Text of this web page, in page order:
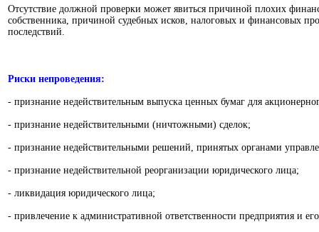
Отсутствие должной проверки может явиться причиной плохих
собственника, причиной судебных исков, налоговых и финансовых
последствий.
Риски непроведения:
- признание недействительным выпуска ценных бумаг для
- признание недействительными (ничтожными) сделок;
- признание недействительными решений, принятых органами
- признание недействительной реорганизации юридического лица;
- ликвидация юридического лица;
- привлечение к административной ответственности предприятия и